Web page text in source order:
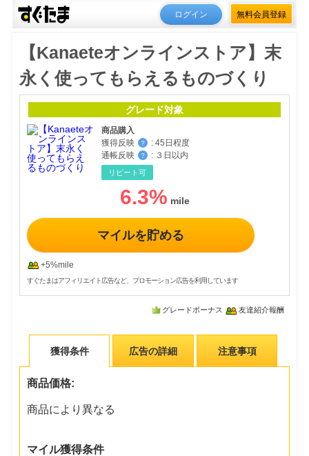
ログイン 無料会員登録
【Kanaeteオンラインストア】末
永く使ってもらえるものづくり
グレード対象
商品購入
獲得反映
？ : 45日程度
通帳反映
？ : ３日以内
リピート可
6.3%
マイルを貯める
+5%mile
すぐたまはアフィリエイト広告など、プロモーション広告を利用しています
グレードボーナス 友達紹介報酬
獲得条件 広告の詳細 注意事項
商品価格:
商品により異なる
マイル獲得条件